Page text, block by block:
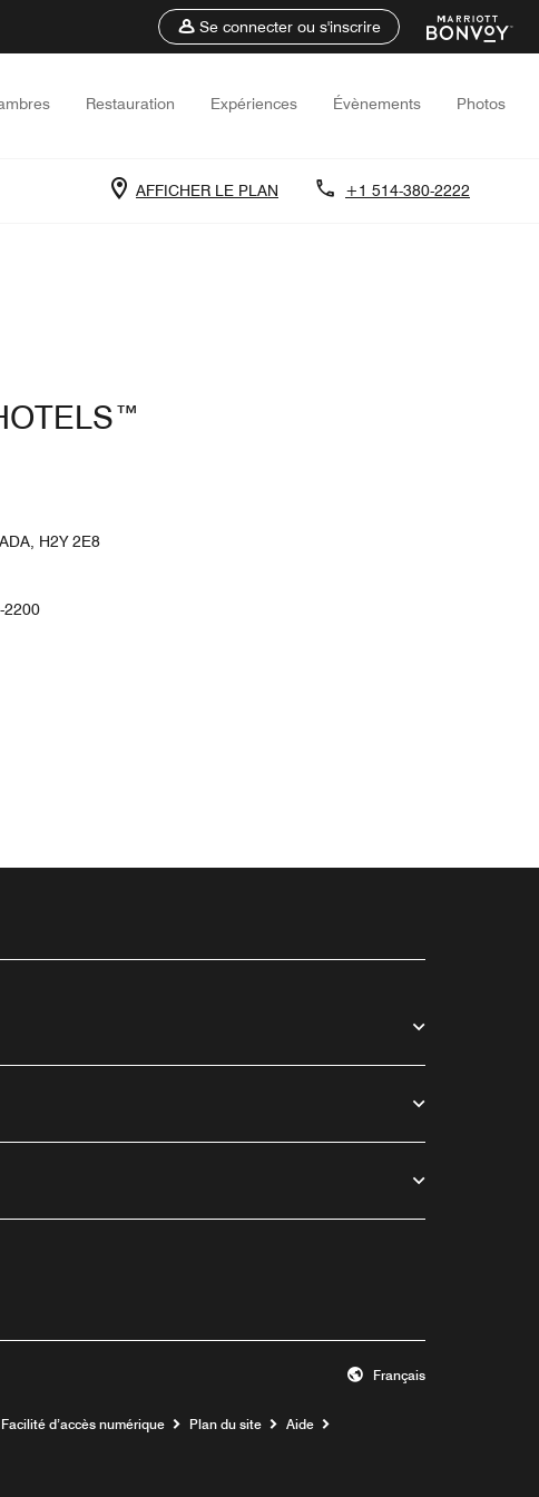
Se connecter ou s'inscrire
Restauration Expériences Évènements Photos
AFFICHER LE PLAN +1 514-380-2222
H2Y 2E8
2200
Français
Facilité d’accès numérique Plan du site Aide